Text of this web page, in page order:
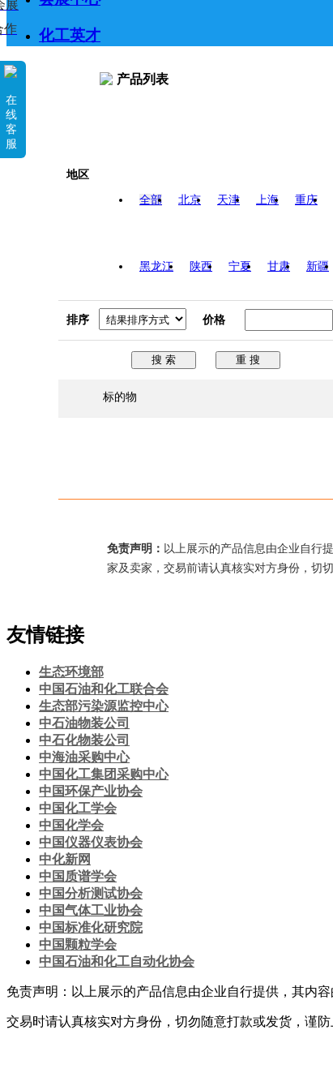
化工英才
展
作
在
线
客
服
产品列表
地区
全部 北京 天津 上海 重庆
黑龙江 陕西 宁夏 甘肃 新疆
排序 价格
标的物
免责声明： 以上展示的产品信息由企业自行
家及卖家，交易前请认真核实对方身份，切
友情链接
生态环境部
中国石油和化工联合会
生态部污染源监控中心
中石油物装公司
中石化物装公司
中海油采购中心
中国化工集团采购中心
中国环保产业协会
中国化工学会
中国化学会
中国仪器仪表协会
中化新网
中国质谱学会
中国分析测试协会
中国气体工业协会
中国标准化研究院
中国颗粒学会
中国石油和化工自动化协会
免责声明：以上展示的产品信息由企业自行提供，其内
交易时请认真核实对方身份，切勿随意打款或发货，谨